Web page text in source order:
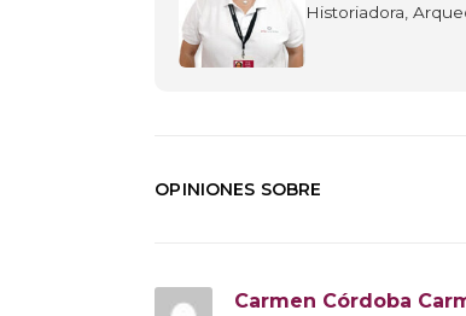
Historiadora,
OPINIONES SOBRE
Carmen Córdoba